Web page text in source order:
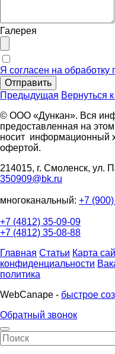
Галерея
Я согласен на
Отправить
Предыдущая Вернуться
© ООО «Дункан». Вся
предоставленная на
носит информационный
офертой.
214015, г. Смоленск, ул.
350909@bk.ru
многоканальный: +7
+7 (4812) 35-09-09
+7 (4812) 35-08-88
Главная Статьи Карта
конфиденциальности
политика
WebCanape - быстрое
Обратный звонок